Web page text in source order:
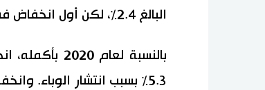
البالغ 2.4٪، لكن أول انخفاض في الإنفاق على أساس سنوي في 3 أشهر.
بالنسبة